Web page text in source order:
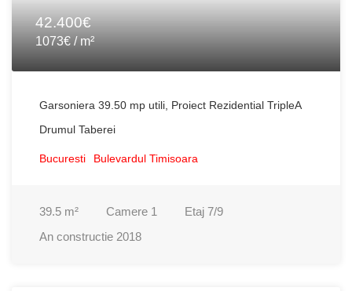
42.400€
1073€ / m²
Garsoniera 39.50 mp utili, Proiect Rezidential TripleA
Drumul Taberei
Bucuresti Bulevardul Timisoara
39.5 m² Camere 1 Etaj 7/9
An constructie 2018